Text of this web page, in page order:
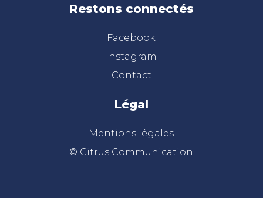
Restons connectés
Facebook
Instagram
Contact
Légal
Mentions légales
© Citrus Communication